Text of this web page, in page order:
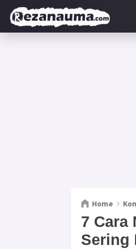
Home
7 Cara
Sering